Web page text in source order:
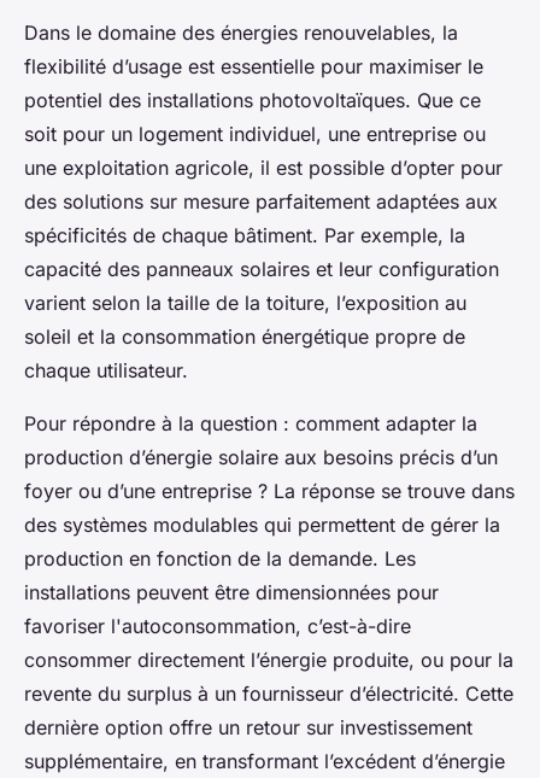
Dans le domaine des énergies renouvelables, la
flexibilité d’usage est essentielle pour maximiser le
potentiel des installations photovoltaïques. Que ce
soit pour un logement individuel, une entreprise ou
une exploitation agricole, il est possible d’opter pour
des solutions sur mesure parfaitement adaptées aux
spécificités de chaque bâtiment. Par exemple, la
capacité des panneaux solaires et leur configuration
varient selon la taille de la toiture, l’exposition au
soleil et la consommation énergétique propre de
chaque utilisateur.
Pour répondre à la question : comment adapter la
production d’énergie solaire aux besoins précis d’un
foyer ou d’une entreprise ? La réponse se trouve dans
des systèmes modulables qui permettent de gérer la
production en fonction de la demande. Les
installations peuvent être dimensionnées pour
favoriser l'autoconsommation, c’est-à-dire
consommer directement l’énergie produite, ou pour la
revente du surplus à un fournisseur d’électricité. Cette
dernière option offre un retour sur investissement
supplémentaire, en transformant l’excédent d’énergie